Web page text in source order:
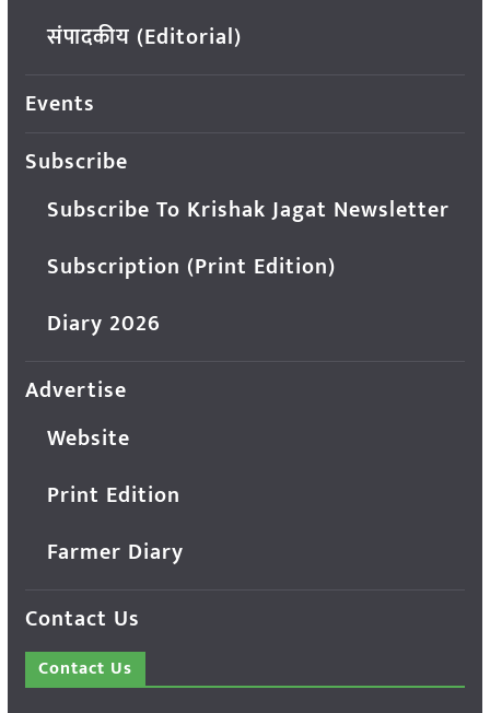
संपादकीय (Editorial)
Events
Subscribe
Subscribe To Krishak Jagat Newsletter
Subscription (Print Edition)
Diary 2026
Advertise
Website
Print Edition
Farmer Diary
Contact Us
Contact Us